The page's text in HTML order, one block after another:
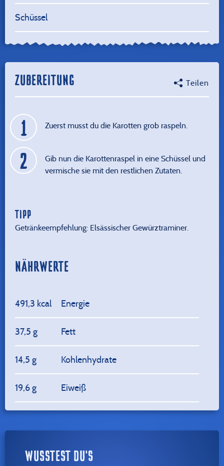
Schüssel
ZUBEREITUNG Teilen
Zuerst musst du die Karotten grob raspeln.
Gib nun die Karottenraspel in eine Schüssel und
vermische sie mit den restlichen Zutaten.
TIPP
Getränkeempfehlung: Elsässischer Gewürztraminer.
NÄHRWERTE
491,3 kcal Energie
37,5 g Fett
14,5 g Kohlenhydrate
19,6 g Eiweiß
WUSSTEST DU'S